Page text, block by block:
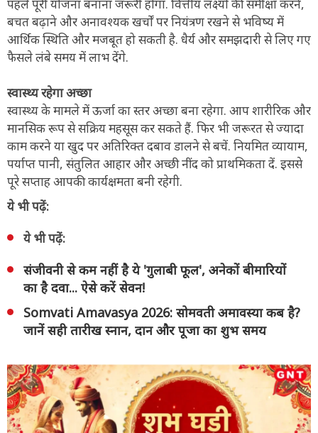
पहले पूरी योजना बनाना जरूरी होगा. वित्तीय लक्ष्यों की समीक्षा करने,
बचत बढ़ाने और अनावश्यक खर्चों पर नियंत्रण रखने से भविष्य में
आर्थिक स्थिति और मजबूत हो सकती है. धैर्य और समझदारी से लिए गए
फैसले लंबे समय में लाभ देंगे.
स्वास्थ्य रहेगा अच्छा
स्वास्थ्य के मामले में ऊर्जा का स्तर अच्छा बना रहेगा. आप शारीरिक और
मानसिक रूप से सक्रिय महसूस कर सकते हैं. फिर भी जरूरत से ज्यादा
काम करने या खुद पर अतिरिक्त दबाव डालने से बचें. नियमित व्यायाम,
पर्याप्त पानी, संतुलित आहार और अच्छी नींद को प्राथमिकता दें. इससे
पूरे सप्ताह आपकी कार्यक्षमता बनी रहेगी.
ये भी पढ़ें:
ये भी पढ़ें:
संजीवनी से कम नहीं है ये 'गुलाबी फूल', अनेकों बीमारियों
का है दवा... ऐसे करें सेवन!
Somvati Amavasya 2026: सोमवती अमावस्या कब है?
जानें सही तारीख स्नान, दान और पूजा का शुभ समय